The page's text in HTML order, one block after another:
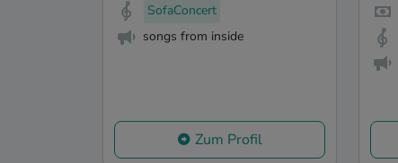
SofaConcert
songs from inside
Zum Profil